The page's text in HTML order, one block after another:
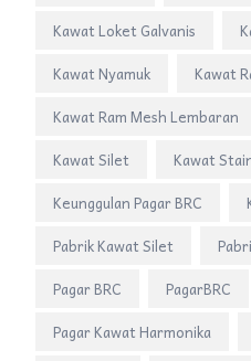
Kawat Loket Galvanis
Kawat Nyamuk
Kawat
Kawat Ram Mesh Lembaran
Kawat Silet
Kawat
Keunggulan Pagar BRC
Pabrik Kawat Silet
Pagar BRC
PagarBRC
Pagar Kawat Harmonika